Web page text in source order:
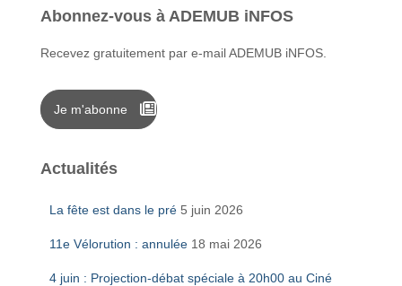
Abonnez-vous à ADEMUB iNFOS
Recevez gratuitement par e-mail ADEMUB iNFOS.
Je m'abonne
Actualités
La fête est dans le pré 5 juin 2026
11e Vélorution : annulée 18 mai 2026
4 juin : Projection-débat spéciale à 20h00 au Ciné